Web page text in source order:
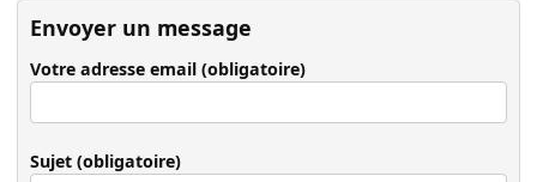
Envoyer un message
Votre adresse email (obligatoire)
Sujet (obligatoire)